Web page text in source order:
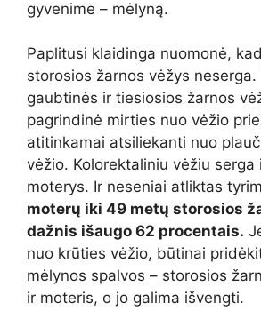
gyvenime – mėlyną.
Paplitusi klaidinga nuomonė,
storosios žarnos vėžys neserga.
gaubtinės ir tiesiosios žarnos
pagrindinė mirties nuo vėžio
atitinkamai atsiliekanti nuo
vėžio. Kolorektaliniu vėžiu serga
moterys. Ir neseniai atliktas
moterų iki 49 metų storosios
dažnis išaugo 62 procentais.
nuo krūties vėžio, būtinai
mėlynos spalvos – storosios
ir moteris, o jo galima išvengti.